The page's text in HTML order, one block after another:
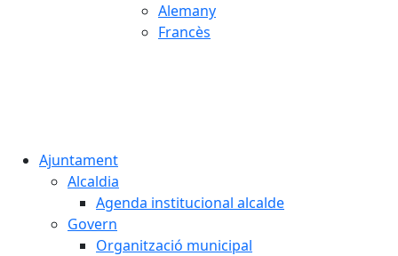
Alemany
Francès
Ajuntament
Alcaldia
Agenda institucional alcalde
Govern
Organització municipal